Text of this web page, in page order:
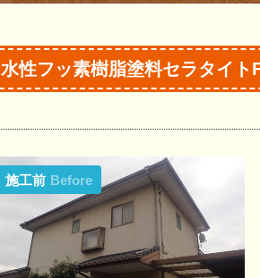
水性フッ素樹脂塗料セラタイト
施工前 Before